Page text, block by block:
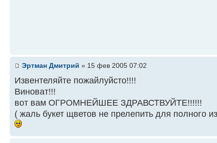
Эртман Дмитрий » 15 фев 2005 07:02
Извентеляйте пожайлуйсто!!!!
Виноват!!!
вот вам ОГРОМНЕЙШЕЕ ЗДРАВСТВУЙТЕ!!!!!!
( жаль букет щветов не прелепить для полного